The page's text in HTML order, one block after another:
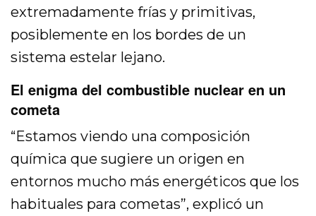
extremadamente frías y primitivas,
posiblemente en los bordes de un
sistema estelar lejano.
El enigma del combustible nuclear en un
cometa
“Estamos viendo una composición
química que sugiere un origen en
entornos mucho más energéticos que los
habituales para cometas”, explicó un